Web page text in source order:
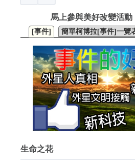
馬上參與美好改變活
[事件] 簡單柯博拉[事件]一覽
生命之花